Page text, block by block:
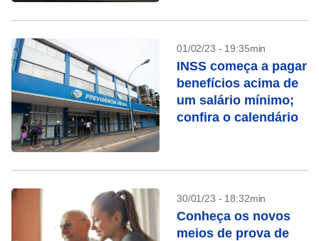
01/02/23 - 19:35min
INSS começa a pagar
benefícios acima de
um salário mínimo;
confira o calendário
30/01/23 - 18:32min
Conheça os novos
meios de prova de